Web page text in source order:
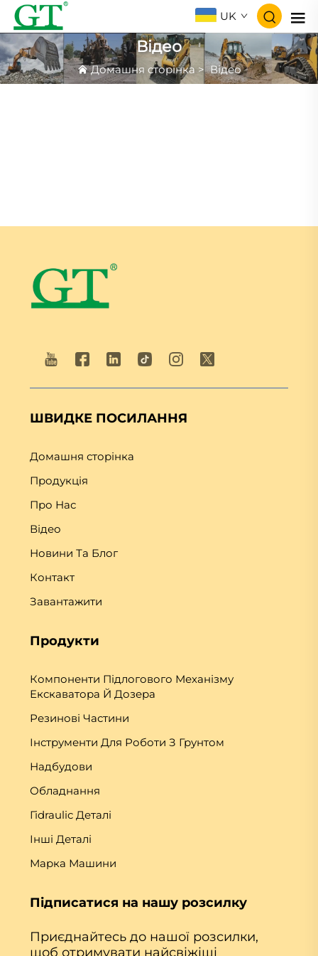
UK
Відео
Домашня сторінка>Відео
ШВИДКЕ ПОСИЛАННЯ
Домашня сторінка
Продукція
Про Нас
Відео
Новини Та Блог
Контакт
Завантажити
Продукти
Компоненти Підлогового Механізму
Екскаватора Й Дозера
Резинові Частини
Інструменти Для Роботи З Грунтом
Надбудови
Обладнання
Гіdraulic Деталі
Інші Деталі
Марка Машини
Підписатися на нашу розсилку
Приєднайтесь до нашої розсилки,
щоб отримувати найсвіжіші